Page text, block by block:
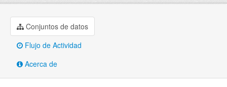
Conjuntos de datos
Flujo de Actividad
Acerca de